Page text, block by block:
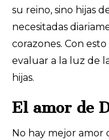
su reino, sino hijas
necesitadas
corazones. Con
evaluar a la luz de
hijas.
El amor de
No hay mejor amor